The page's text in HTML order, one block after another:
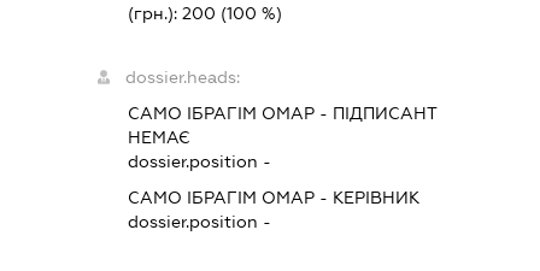
(грн.): 200 (100 %)
dossier.heads:
САМО ІБРАГІМ ОМАР- ПІДПИСАНТ
НЕМАЄ
dossier.position -
САМО ІБРАГІМ ОМАР- КЕРІВНИК
dossier.position -